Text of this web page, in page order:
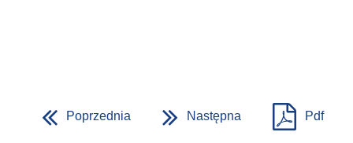
Poprzednia Następna Pdf